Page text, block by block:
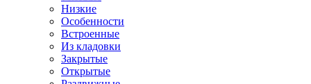
Низкие
Особенности
Встроенные
Из кладовки
Закрытые
Открытые